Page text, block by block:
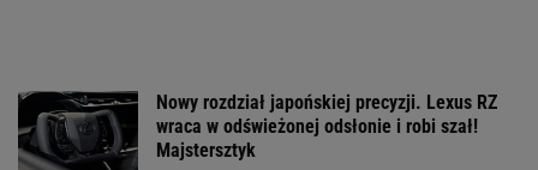
Nowy rozdział japońskiej precyzji. Lexus RZ
wraca w odświeżonej odsłonie i robi szał!
Majstersztyk